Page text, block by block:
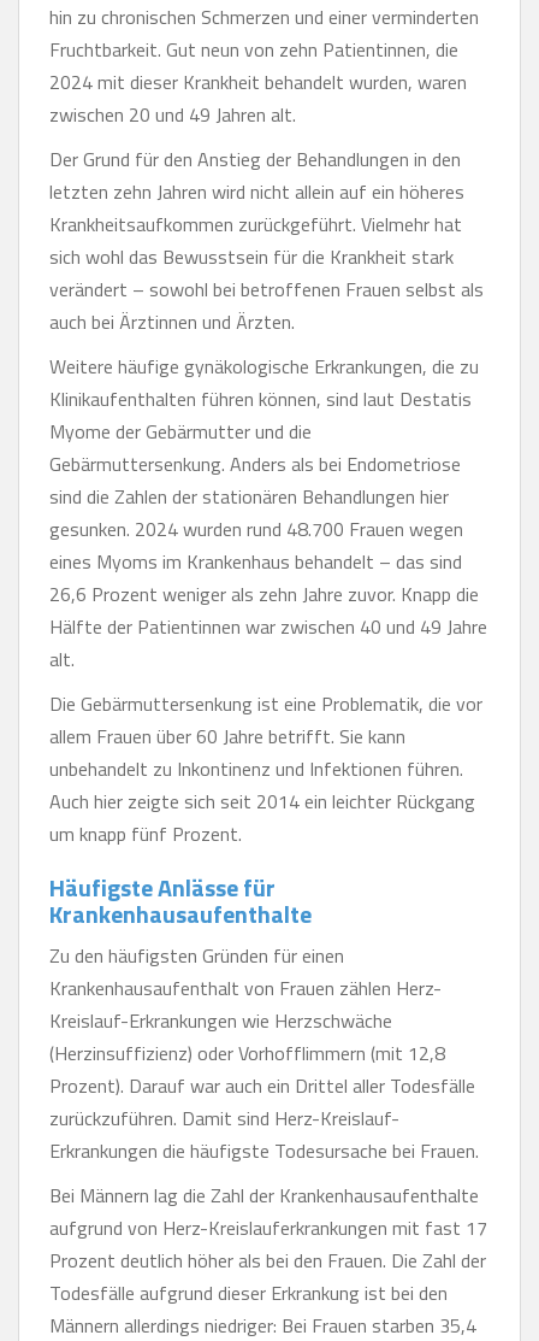
hin zu chronischen Schmerzen und einer verminderten
Fruchtbarkeit. Gut neun von zehn Patientinnen, die
2024 mit dieser Krankheit behandelt wurden, waren
zwischen 20 und 49 Jahren alt.
Der Grund für den Anstieg der Behandlungen in den
letzten zehn Jahren wird nicht allein auf ein höheres
Krankheitsaufkommen zurückgeführt. Vielmehr hat
sich wohl das Bewusstsein für die Krankheit stark
verändert – sowohl bei betroffenen Frauen selbst als
auch bei Ärztinnen und Ärzten.
Weitere häufige gynäkologische Erkrankungen, die zu
Klinikaufenthalten führen können, sind laut Destatis
Myome der Gebärmutter und die
Gebärmuttersenkung. Anders als bei Endometriose
sind die Zahlen der stationären Behandlungen hier
gesunken. 2024 wurden rund 48.700 Frauen wegen
eines Myoms im Krankenhaus behandelt – das sind
26,6 Prozent weniger als zehn Jahre zuvor. Knapp die
Hälfte der Patientinnen war zwischen 40 und 49 Jahre
alt.
Die Gebärmuttersenkung ist eine Problematik, die vor
allem Frauen über 60 Jahre betrifft. Sie kann
unbehandelt zu Inkontinenz und Infektionen führen.
Auch hier zeigte sich seit 2014 ein leichter Rückgang
um knapp fünf Prozent.
Häufigste Anlässe für
Krankenhausaufenthalte
Zu den häufigsten Gründen für einen
Krankenhausaufenthalt von Frauen zählen Herz-
Kreislauf-Erkrankungen wie Herzschwäche
(Herzinsuffizienz) oder Vorhofflimmern (mit 12,8
Prozent). Darauf war auch ein Drittel aller Todesfälle
zurückzuführen. Damit sind Herz-Kreislauf-
Erkrankungen die häufigste Todesursache bei Frauen.
Bei Männern lag die Zahl der Krankenhausaufenthalte
aufgrund von Herz-Kreislauferkrankungen mit fast 17
Prozent deutlich höher als bei den Frauen. Die Zahl der
Todesfälle aufgrund dieser Erkrankung ist bei den
Männern allerdings niedriger: Bei Frauen starben 35,4